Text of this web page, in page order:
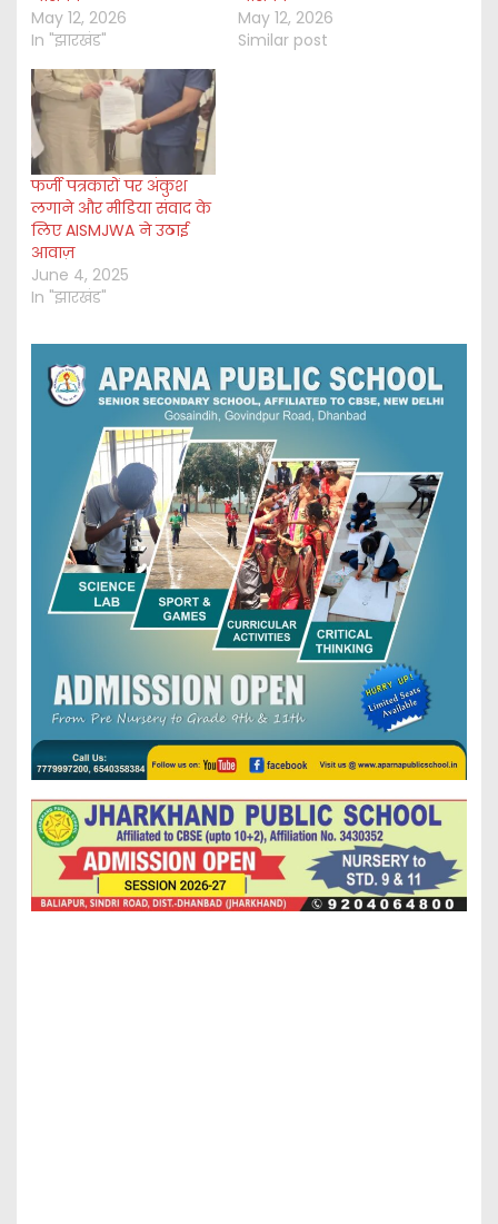
May 12, 2026
In "झारखंड"
May 12, 2026
Similar post
फर्जी पत्रकारों पर अंकुश
लगाने और मीडिया संवाद के
लिए AISMJWA ने उठाई
आवाज़
June 4, 2025
In "झारखंड"